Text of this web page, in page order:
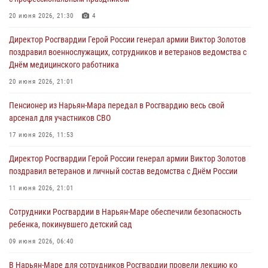
20 июня 2026, 21:30 4
Директор Росгвардии Герой России генерал армии Виктор Золотов
поздравил военнослужащих, сотрудников и ветеранов ведомства с
Днём медицинского работника
20 июня 2026, 21:01
Пенсионер из Нарьян-Мара передал в Росгвардию весь свой
арсенал для участников СВО
17 июня 2026, 11:53
Директор Росгвардии Герой России генерал армии Виктор Золотов
поздравил ветеранов и личный состав ведомства с Днём России
11 июня 2026, 21:01
Сотрудники Росгвардии в Нарьян-Маре обеспечили безопасность
ребенка, покинувшего детский сад
09 июня 2026, 06:40
В Нарьян-Маре для сотрудников Росгвардии провели лекцию ко